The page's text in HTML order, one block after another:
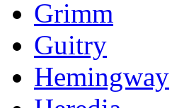
Grimm
Guitry
Hemingway